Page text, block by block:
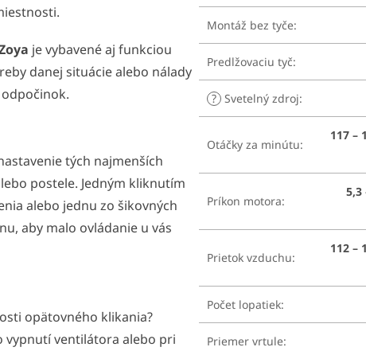
je vybavené aj funkciou
danej situácie alebo nálady
tých najmenších
postele. Jedným kliknutím
alebo jednu zo šikovných
aby malo ovládanie u vás
opätovného klikania?
vypnutí ventilátora alebo pri
Montáž bez tyče:
Predlžovaciu tyč:
? Svetelný zdroj:
Otáčky za minútu:
117 –
Príkon motora:
5,3
Prietok vzduchu:
112 –
Počet lopatiek:
Priemer vrtule: